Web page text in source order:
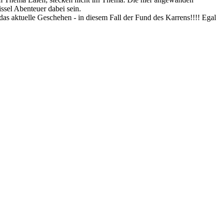
Abenteuer dabei sein.
aktuelle Geschehen - in diesem Fall der Fund des Karrens!!!! Egal